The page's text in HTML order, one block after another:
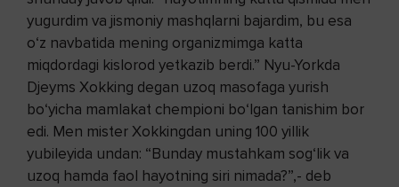
yugurdim va jismoniy mashqlarni bajardim, bu esa
o‘z navbatida mening organizmimga katta
miqdordagi kislorod yetkazib berdi.” Nyu-Yorkda
Djeyms Xokking degan uzoq masofaga yurish
bo‘yicha mamlakat chempioni bo‘lgan tanishim bor
edi. Men mister Xokkingdan uning 100 yillik
yubileyida undan: “Bunday mustahkam sog‘lik va
uzoq hamda faol hayotning siri nimada?”,- deb